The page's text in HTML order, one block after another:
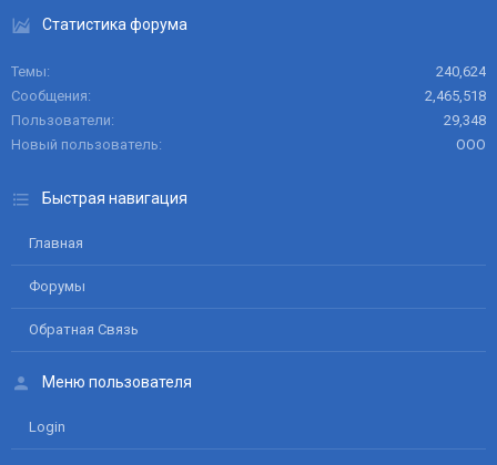
Статистика форума
Темы
240,624
Сообщения
2,465,518
Пользователи
29,348
Новый пользователь
ООО
Быстрая навигация
Главная
Форумы
Обратная Связь
Меню пользователя
Login